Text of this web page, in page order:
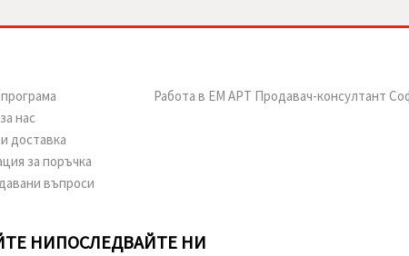
нас
доставка
за поръчка
въпроси
Работа в ЕМ АРТ Продавач-консултант
НИПОСЛЕДВАЙТЕ НИ